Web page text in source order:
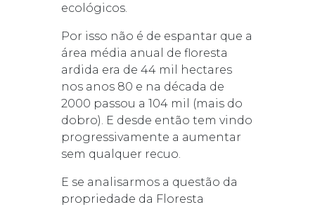
ecológicos.
Por isso não é de espantar que a
área média anual de floresta
ardida era de 44 mil hectares
nos anos 80 e na década de
2000 passou a 104 mil (mais do
dobro). E desde então tem vindo
progressivamente a aumentar
sem qualquer recuo.
E se analisarmos a questão da
propriedade da Floresta